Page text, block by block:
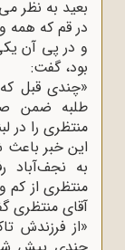
بعید به نظر
در قم که همه
و در پی آن
بود، گفت:
»چندی قبل
طلبه ضمن
منتظری را در
این خبر
به نجف‌آباد
منتظری از کم
آقای منتظری
»از فرزندش